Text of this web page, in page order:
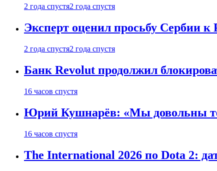
2 года спустя2 года спустя
Эксперт оценил просьбу Сербии к
2 года спустя2 года спустя
Банк Revolut продолжил
16 часов спустя
Юрий Кушнарёв: «Мы довольны
16 часов спустя
The International 2026 по Dota 2: